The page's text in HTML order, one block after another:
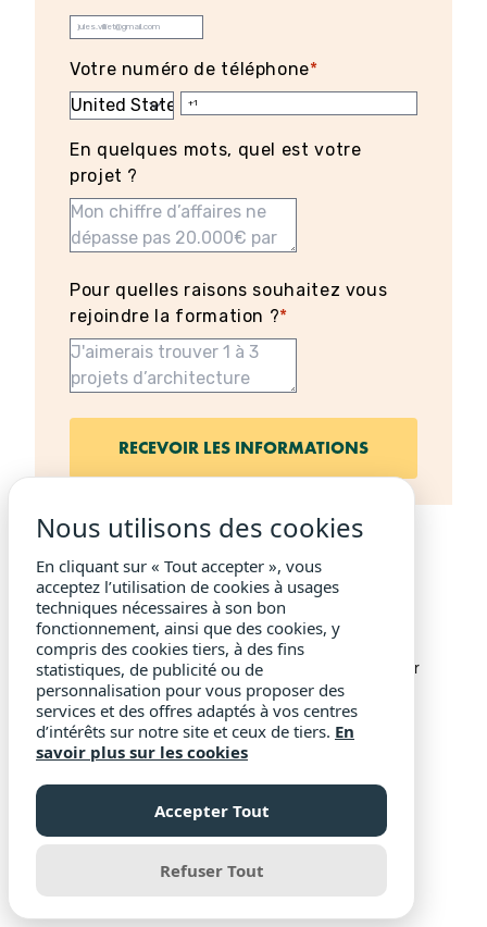
Votre numéro de téléphone*
En quelques mots, quel est votre
projet ?
Pour quelles raisons souhaitez vous
rejoindre la formation ?*
Nous utilisons des cookies
En cliquant sur « Tout accepter », vous
acceptez l’utilisation de cookies à usages
techniques nécessaires à son bon
fonctionnement, ainsi que des cookies, y
compris des cookies tiers, à des fins
statistiques, de publicité ou de
personnalisation pour vous proposer des
services et des offres adaptés à vos centres
d’intérêts sur notre site et ceux de tiers. En
savoir plus sur les cookies
Accepter Tout
Refuser Tout